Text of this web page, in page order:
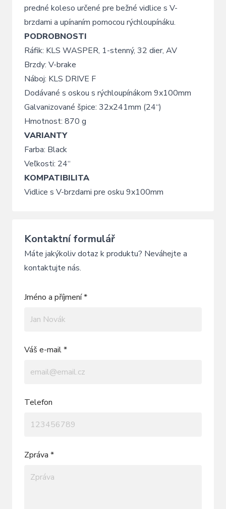
predné koleso určené pre bežné vidlice s V-
brzdami a upínaním pomocou rýchloupínáku.
PODROBNOSTI
Ráfik: KLS WASPER, 1-stenný, 32 dier, AV
Brzdy: V-brake
Náboj: KLS DRIVE F
Dodávané s oskou s rýchloupínákom 9x100mm
Galvanizované špice: 32x241mm (24“)
Hmotnost: 870 g
VARIANTY
Farba: Black
Veľkosti: 24“
KOMPATIBILITA
Vidlice s V-brzdami pre osku 9x100mm
Kontaktní formulář
Máte jakýkoliv dotaz k produktu? Neváhejte a
kontaktujte nás.
Jméno a příjmení *
Váš e-mail *
Telefon
Zpráva *